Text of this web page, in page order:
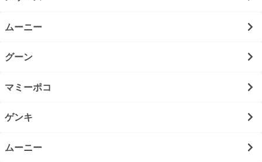
ムーニー
グーン
マミーポコ
ゲンキ
ムーニー